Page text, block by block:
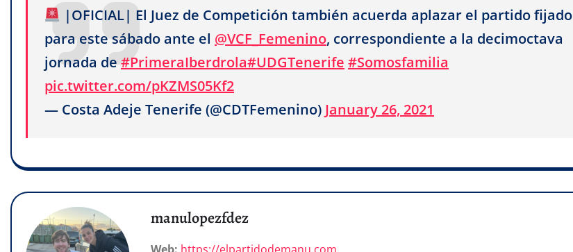
|OFICIAL| El Juez de Competición también acuerda aplazar el partido fijado
para este sábado ante el @VCF_Femenino, correspondiente a la decimoctava
jornada de #PrimeraIberdrola#UDGTenerife #Somosfamilia
pic.twitter.com/pKZMS05Kf2
— Costa Adeje Tenerife (@CDTFemenino) January 26, 2021
manulopezfdez